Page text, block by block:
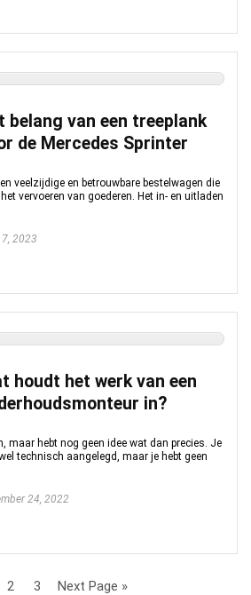
belang van een treeplank
de Mercedes Sprinter
veelzijdige en betrouwbare bestelwagen die
vervoeren van goederen. Het in- en uitladen
2023
houdt het werk van een
in?
maar hebt nog geen idee wat dan precies. Je
technisch aangelegd, maar je hebt geen
24, 2022
2 3 Next Page »